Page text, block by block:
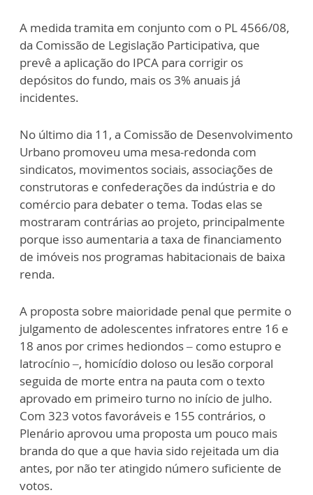
A medida tramita em conjunto com o PL 4566/08,
da Comissão de Legislação Participativa, que
prevê a aplicação do IPCA para corrigir os
depósitos do fundo, mais os 3% anuais já
incidentes.
No último dia 11, a Comissão de Desenvolvimento
Urbano promoveu uma mesa-redonda com
sindicatos, movimentos sociais, associações de
construtoras e confederações da indústria e do
comércio para debater o tema. Todas elas se
mostraram contrárias ao projeto, principalmente
porque isso aumentaria a taxa de financiamento
de imóveis nos programas habitacionais de baixa
renda.
A proposta sobre maioridade penal que permite o
julgamento de adolescentes infratores entre 16 e
18 anos por crimes hediondos – como estupro e
latrocínio –, homicídio doloso ou lesão corporal
seguida de morte entra na pauta com o texto
aprovado em primeiro turno no início de julho.
Com 323 votos favoráveis e 155 contrários, o
Plenário aprovou uma proposta um pouco mais
branda do que a que havia sido rejeitada um dia
antes, por não ter atingido número suficiente de
votos.